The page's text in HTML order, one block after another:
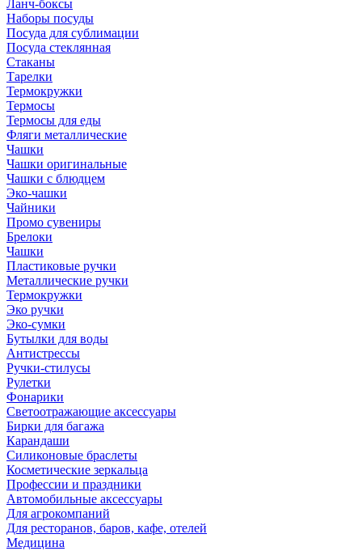
Ланч-боксы
Наборы посуды
Посуда для сублимации
Посуда стеклянная
Стаканы
Тарелки
Термокружки
Термосы
Термосы для еды
Фляги металлические
Чашки
Чашки оригинальные
Чашки с блюдцем
Эко-чашки
Чайники
Промо сувениры
Брелоки
Чашки
Пластиковые ручки
Металлические ручки
Термокружки
Эко ручки
Эко-сумки
Бутылки для воды
Антистрессы
Ручки-стилусы
Рулетки
Фонарики
Светоотражающие аксессуары
Бирки для багажа
Карандаши
Силиконовые браслеты
Косметические зеркальца
Профессии и праздники
Автомобильные аксессуары
Для агрокомпаний
Для ресторанов, баров, кафе, отелей
Медицина